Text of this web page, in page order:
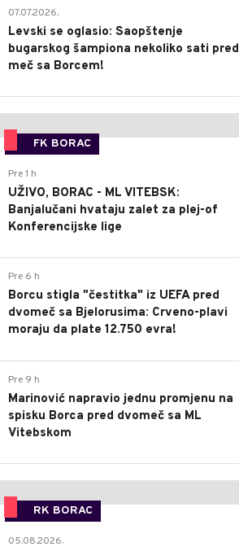
07.07.2026.
Levski se oglasio: Saopštenje
bugarskog šampiona nekoliko sati pred
meč sa Borcem!
FK BORAC
Pre 1 h
UŽIVO, BORAC - ML VITEBSK:
Banjalučani hvataju zalet za plej-of
Konferencijske lige
Pre 6 h
Borcu stigla "čestitka" iz UEFA pred
dvomeč sa Bjelorusima: Crveno-plavi
moraju da plate 12.750 evra!
Pre 9 h
Marinović napravio jednu promjenu na
spisku Borca pred dvomeč sa ML
Vitebskom
RK BORAC
05.08.2026.